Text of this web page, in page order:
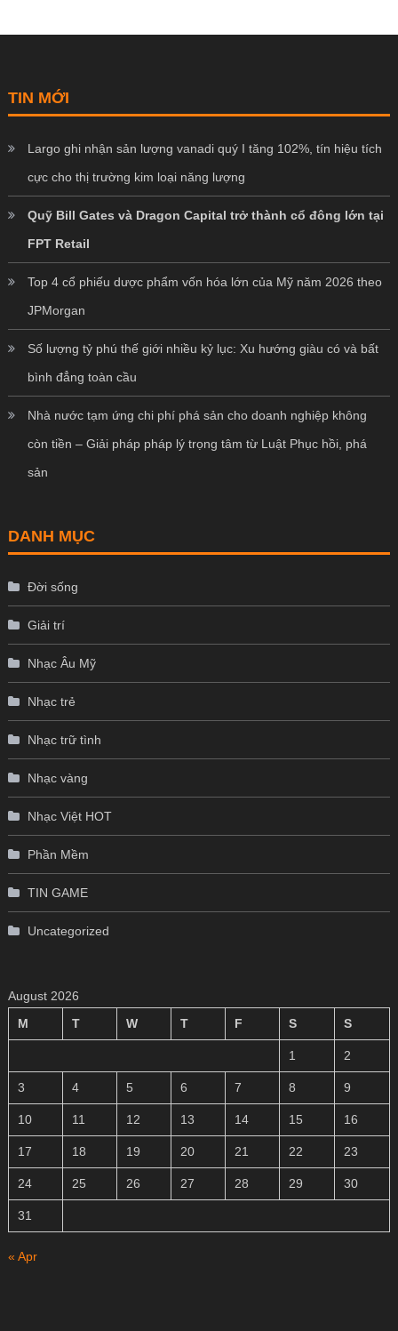
TIN MỚI
Largo ghi nhận sản lượng vanadi quý I tăng 102%, tín hiệu tích
cực cho thị trường kim loại năng lượng
Quỹ Bill Gates và Dragon Capital trở thành cổ đông lớn tại
FPT Retail
Top 4 cổ phiếu dược phẩm vốn hóa lớn của Mỹ năm 2026 theo
JPMorgan
Số lượng tỷ phú thế giới nhiều kỷ lục: Xu hướng giàu có và bất
bình đẳng toàn cầu
Nhà nước tạm ứng chi phí phá sản cho doanh nghiệp không
còn tiền – Giải pháp pháp lý trọng tâm từ Luật Phục hồi, phá
sản
DANH MỤC
Đời sống
Giải trí
Nhạc Âu Mỹ
Nhạc trẻ
Nhạc trữ tình
Nhạc vàng
Nhạc Việt HOT
Phần Mềm
TIN GAME
Uncategorized
August 2026
M
T W T F S S
1 2
3 4 5 6 7 8 9
10 11 12 13 14 15 16
17 18 19 20 21 22 23
24 25 26 27 28 29 30
31
« Apr